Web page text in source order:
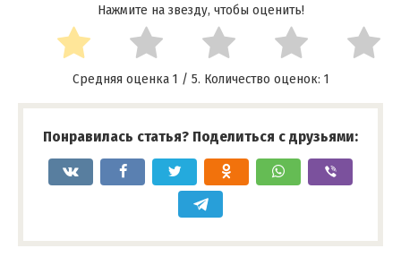
Нажмите на звезду, чтобы оценить!
Средняя оценка 1 / 5. Количество оценок: 1
Понравилась статья? Поделиться с друзьями: